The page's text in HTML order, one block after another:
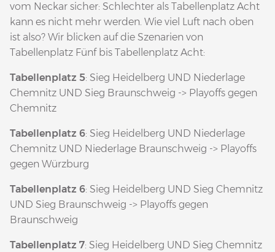
vom Neckar sicher: Schlechter als Tabellenplatz Acht
kann es nicht mehr werden. Wie viel Luft nach oben
ist also? Wir blicken auf die Szenarien von
Tabellenplatz Fünf bis Tabellenplatz Acht:
Tabellenplatz 5: Sieg Heidelberg UND Niederlage
Chemnitz UND Sieg Braunschweig -> Playoffs gegen
Chemnitz
Tabellenplatz 6: Sieg Heidelberg UND Niederlage
Chemnitz UND Niederlage Braunschweig -> Playoffs
gegen Würzburg
Tabellenplatz 6: Sieg Heidelberg UND Sieg Chemnitz
UND Sieg Braunschweig -> Playoffs gegen
Braunschweig
Tabellenplatz 7: Sieg Heidelberg UND Sieg Chemnitz